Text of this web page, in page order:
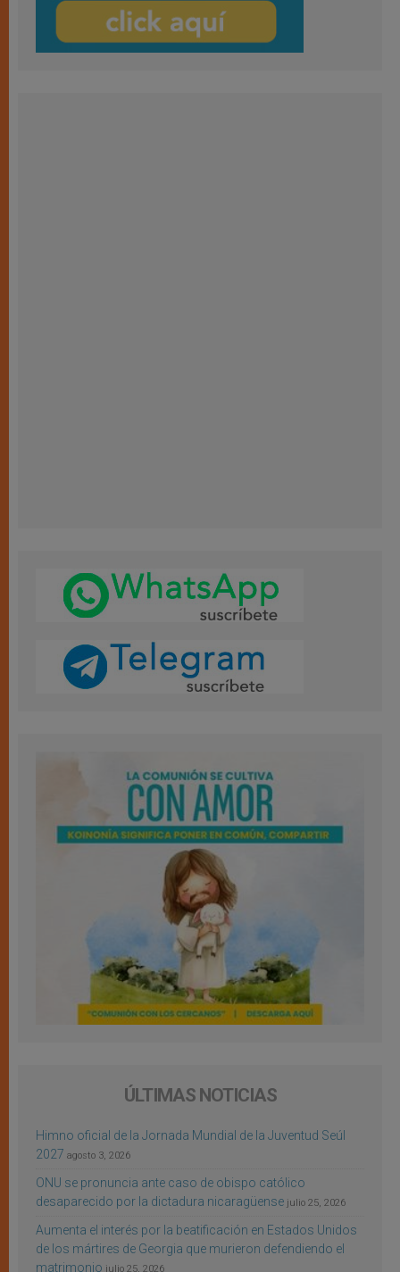
ÚLTIMAS NOTICIAS
Himno oficial de la Jornada Mundial de la Juventud Seúl
2027 agosto 3, 2026
ONU se pronuncia ante caso de obispo católico
desaparecido por la dictadura nicaragüense julio 25, 2026
Aumenta el interés por la beatificación en Estados Unidos
de los mártires de Georgia que murieron defendiendo el
matrimonio julio 25, 2026